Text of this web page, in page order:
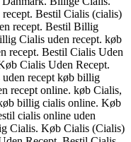
Bestil Cialis (cialis)
recept. Bestil Billig
Cialis uden recept. køb
recept. Bestil Cialis Uden
Cialis Uden Recept.
recept køb billig
recept online. køb Cialis,
billig cialis online. Køb
cialis online uden
Cialis. Køb Cialis (Cialis)